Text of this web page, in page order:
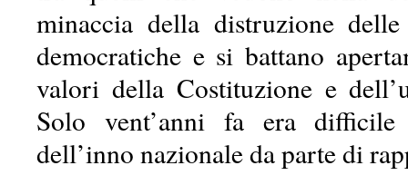
minaccia della distruzione
democratiche e si battano
valori della Costituzione e
Solo vent’anni fa era difficile
dell’inno nazionale da parte di